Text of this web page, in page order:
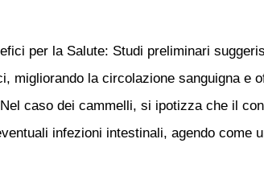
per la Salute: Studi preliminari
migliorando la circolazione sanguigna e
caso dei cammelli, si ipotizza che il
infezioni intestinali, agendo come